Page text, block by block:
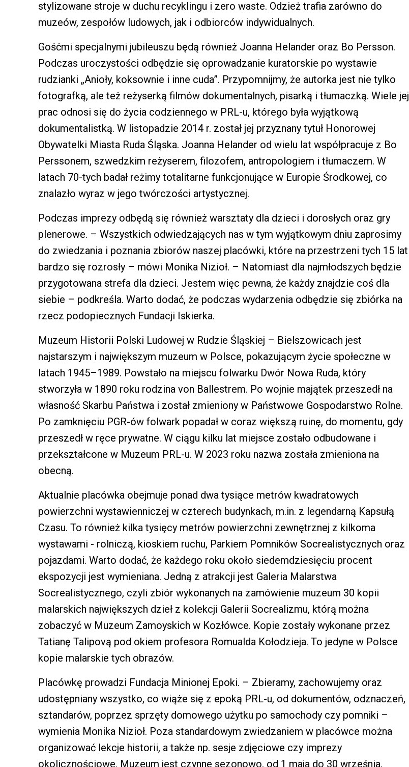
stylizowane stroje w duchu recyklingu i zero waste. Odzież trafia zarówno do
muzeów, zespołów ludowych, jak i odbiorców indywidualnych.
Gośćmi specjalnymi jubileuszu będą również Joanna Helander oraz Bo Persson.
Podczas uroczystości odbędzie się oprowadzanie kuratorskie po wystawie
rudzianki „Anioły, koksownie i inne cuda”. Przypomnijmy, że autorka jest nie tylko
fotografką, ale też reżyserką filmów dokumentalnych, pisarką i tłumaczką. Wiele jej
prac odnosi się do życia codziennego w PRL-u, którego była wyjątkową
dokumentalistką. W listopadzie 2014 r. został jej przyznany tytuł Honorowej
Obywatelki Miasta Ruda Śląska. Joanna Helander od wielu lat współpracuje z Bo
Perssonem, szwedzkim reżyserem, filozofem, antropologiem i tłumaczem. W
latach 70-tych badał reżimy totalitarne funkcjonujące w Europie Środkowej, co
znalazło wyraz w jego twórczości artystycznej.
Podczas imprezy odbędą się również warsztaty dla dzieci i dorosłych oraz gry
plenerowe. – Wszystkich odwiedzających nas w tym wyjątkowym dniu zaprosimy
do zwiedzania i poznania zbiorów naszej placówki, które na przestrzeni tych 15 lat
bardzo się rozrosły – mówi Monika Nizioł. – Natomiast dla najmłodszych będzie
przygotowana strefa dla dzieci. Jestem więc pewna, że każdy znajdzie coś dla
siebie – podkreśla. Warto dodać, że podczas wydarzenia odbędzie się zbiórka na
rzecz podopiecznych Fundacji Iskierka.
Muzeum Historii Polski Ludowej w Rudzie Śląskiej – Bielszowicach jest
najstarszym i największym muzeum w Polsce, pokazującym życie społeczne w
latach 1945–1989. Powstało na miejscu folwarku Dwór Nowa Ruda, który
stworzyła w 1890 roku rodzina von Ballestrem. Po wojnie majątek przeszedł na
własność Skarbu Państwa i został zmieniony w Państwowe Gospodarstwo Rolne.
Po zamknięciu PGR-ów folwark popadał w coraz większą ruinę, do momentu, gdy
przeszedł w ręce prywatne. W ciągu kilku lat miejsce zostało odbudowane i
przekształcone w Muzeum PRL-u. W 2023 roku nazwa została zmieniona na
obecną.
Aktualnie placówka obejmuje ponad dwa tysiące metrów kwadratowych
powierzchni wystawienniczej w czterech budynkach, m.in. z legendarną Kapsułą
Czasu. To również kilka tysięcy metrów powierzchni zewnętrznej z kilkoma
wystawami - rolniczą, kioskiem ruchu, Parkiem Pomników Socrealistycznych oraz
pojazdami. Warto dodać, że każdego roku około siedemdziesięciu procent
ekspozycji jest wymieniana. Jedną z atrakcji jest Galeria Malarstwa
Socrealistycznego, czyli zbiór wykonanych na zamówienie muzeum 30 kopii
malarskich największych dzieł z kolekcji Galerii Socrealizmu, którą można
zobaczyć w Muzeum Zamoyskich w Kozłówce. Kopie zostały wykonane przez
Tatianę Talipovą pod okiem profesora Romualda Kołodzieja. To jedyne w Polsce
kopie malarskie tych obrazów.
Placówkę prowadzi Fundacja Minionej Epoki. – Zbieramy, zachowujemy oraz
udostępniany wszystko, co wiąże się z epoką PRL-u, od dokumentów, odznaczeń,
sztandarów, poprzez sprzęty domowego użytku po samochody czy pomniki –
wymienia Monika Nizioł. Poza standardowym zwiedzaniem w placówce można
organizować lekcje historii, a także np. sesje zdjęciowe czy imprezy
okolicznościowe. Muzeum jest czynne sezonowo, od 1 maja do 30 września.